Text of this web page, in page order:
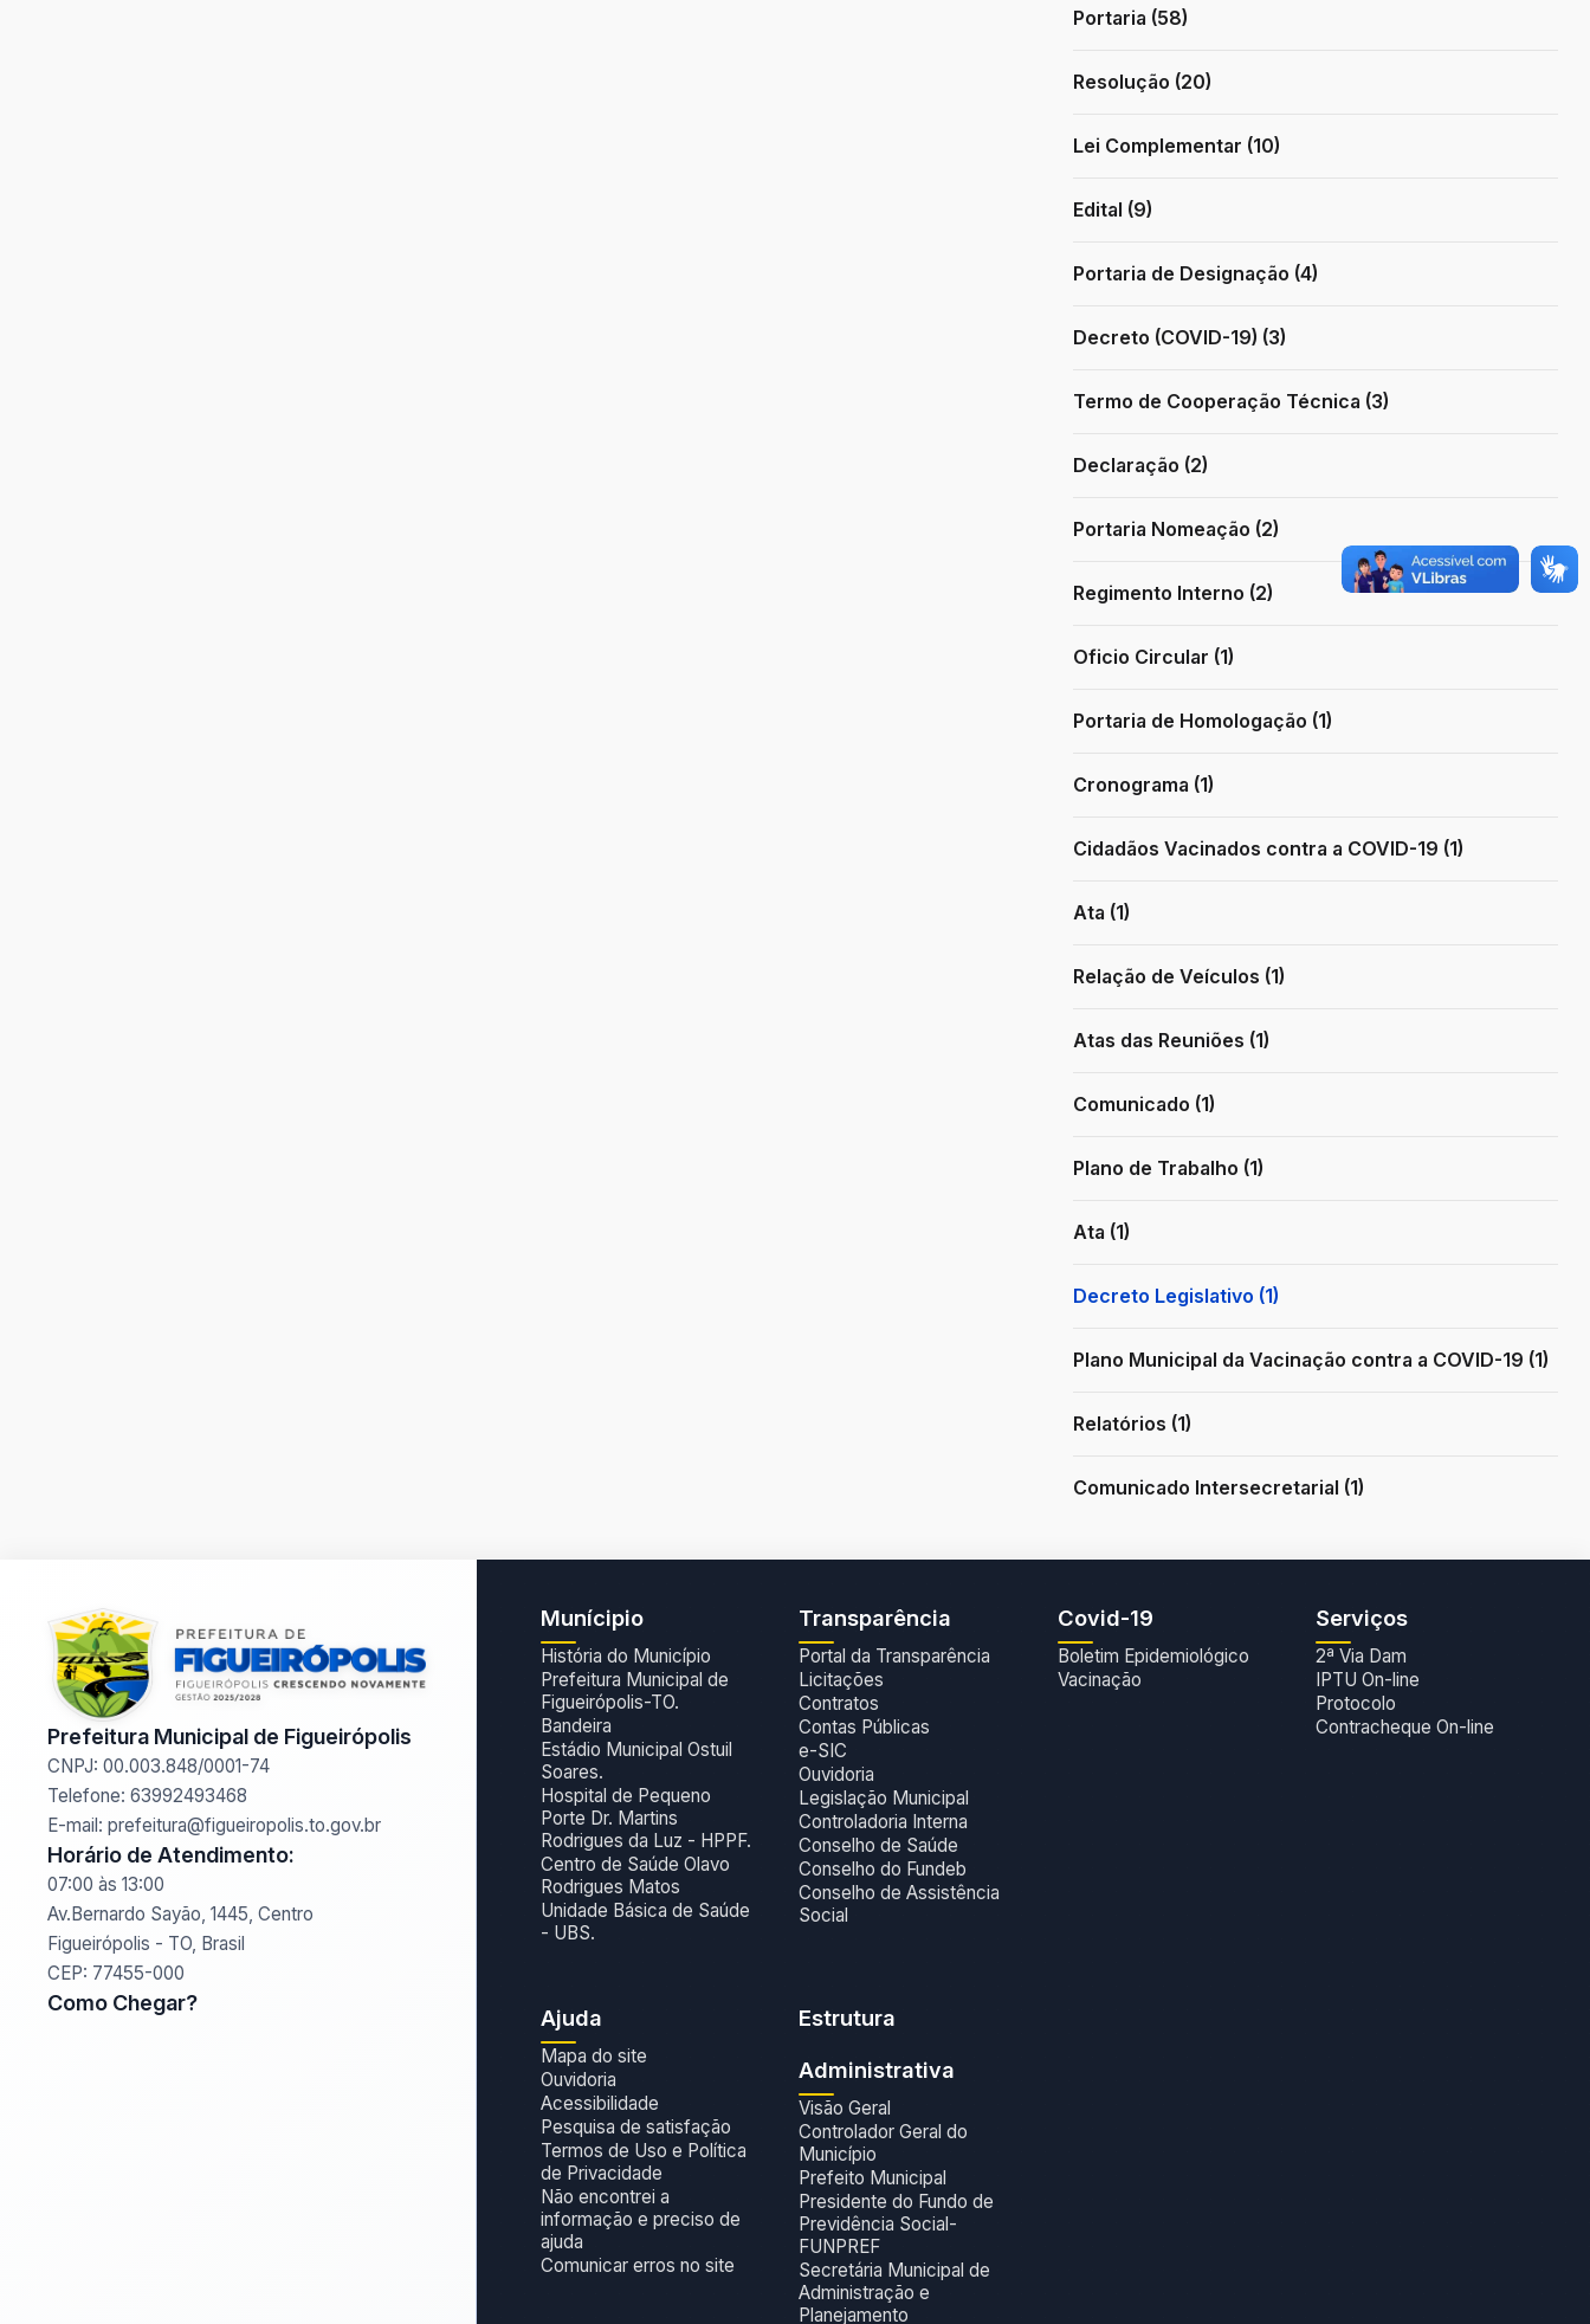
Portaria (58)
Resolução (20)
Lei Complementar (10)
Edital (9)
Portaria de Designação (4)
Decreto (COVID-19) (3)
Termo de Cooperação Técnica (3)
Declaração (2)
Portaria Nomeação (2)
Regimento Interno (2)
Oficio Circular (1)
Portaria de Homologação (1)
Cronograma (1)
Cidadãos Vacinados contra a COVID-19 (1)
Ata (1)
Relação de Veículos (1)
Atas das Reuniões (1)
Comunicado (1)
Plano de Trabalho (1)
Ata (1)
Decreto Legislativo (1)
Plano Municipal da Vacinação contra a COVID-19 (1)
Relatórios (1)
Comunicado Intersecretarial (1)
Prefeitura Municipal de Figueirópolis
CNPJ: 00.003.848/0001-74
Telefone: 63992493468
E-mail: prefeitura@figueiropolis.to.gov.br
Horário de Atendimento:
07:00 às 13:00
Av.Bernardo Sayão, 1445, Centro
Figueirópolis - TO, Brasil
CEP: 77455-000
Como Chegar?
Munícipio
História do Município
Prefeitura Municipal de
Figueirópolis-TO.
Bandeira
Estádio Municipal Ostuil
Soares.
Hospital de Pequeno
Porte Dr. Martins
Rodrigues da Luz - HPPF.
Centro de Saúde Olavo
Rodrigues Matos
Unidade Básica de Saúde
- UBS.
Transparência
Portal da Transparência
Licitações
Contratos
Contas Públicas
e-SIC
Ouvidoria
Legislação Municipal
Controladoria Interna
Conselho de Saúde
Conselho do Fundeb
Conselho de Assistência
Social
Covid-19
Boletim Epidemiológico
Vacinação
Serviços
2ª Via Dam
IPTU On-line
Protocolo
Contracheque On-line
Ajuda
Mapa do site
Ouvidoria
Acessibilidade
Pesquisa de satisfação
Termos de Uso e Política
de Privacidade
Não encontrei a
informação e preciso de
ajuda
Comunicar erros no site
Estrutura
Administrativa
Visão Geral
Controlador Geral do
Município
Prefeito Municipal
Presidente do Fundo de
Previdência Social-
FUNPREF
Secretária Municipal de
Administração e
Planejamento